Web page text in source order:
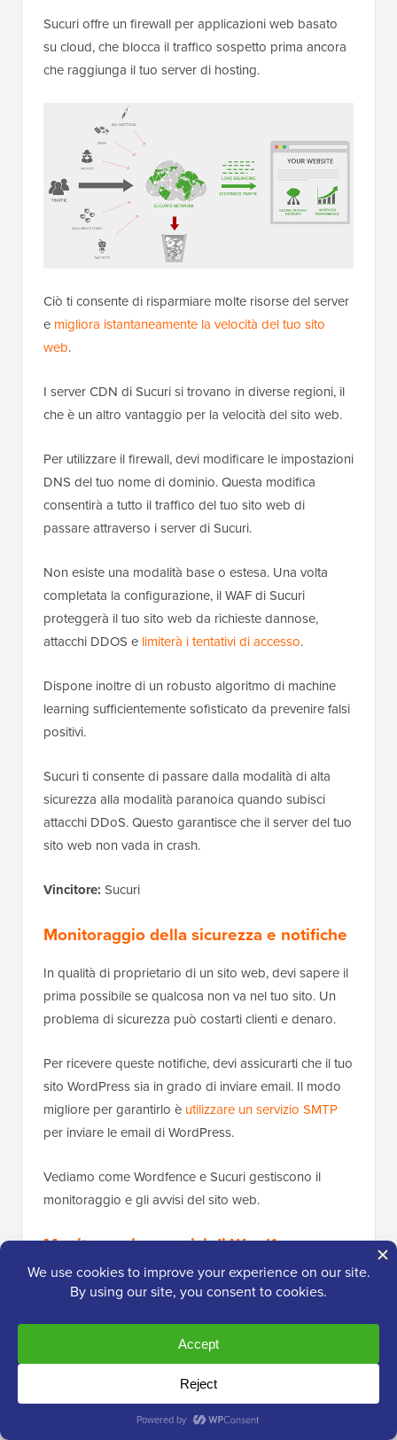
Sucuri offre un firewall per applicazioni web basato
su cloud, che blocca il traffico sospetto prima ancora
che raggiunga il tuo server di hosting.
Ciò ti consente di risparmiare molte risorse del server
e migliora istantaneamente la velocità del tuo sito
web.
I server CDN di Sucuri si trovano in diverse regioni, il
che è un altro vantaggio per la velocità del sito web.
Per utilizzare il firewall, devi modificare le impostazioni
DNS del tuo nome di dominio. Questa modifica
consentirà a tutto il traffico del tuo sito web di
passare attraverso i server di Sucuri.
Non esiste una modalità base o estesa. Una volta
completata la configurazione, il WAF di Sucuri
proteggerà il tuo sito web da richieste dannose,
attacchi DDOS e limiterà i tentativi di accesso.
Dispone inoltre di un robusto algoritmo di machine
learning sufficientemente sofisticato da prevenire falsi
positivi.
Sucuri ti consente di passare dalla modalità di alta
sicurezza alla modalità paranoica quando subisci
attacchi DDoS. Questo garantisce che il server del tuo
sito web non vada in crash.
Vincitore: Sucuri
Monitoraggio della sicurezza e notifiche
In qualità di proprietario di un sito web, devi sapere il
prima possibile se qualcosa non va nel tuo sito. Un
problema di sicurezza può costarti clienti e denaro.
Per ricevere queste notifiche, devi assicurarti che il tuo
sito WordPress sia in grado di inviare email. Il modo
migliore per garantirlo è utilizzare un servizio SMTP
per inviare le email di WordPress.
Vediamo come Wordfence e Sucuri gestiscono il
monitoraggio e gli avvisi del sito web.
Monitoraggio e avvisi di Wordfence
Wordfence dispone di un eccellente sistema di
notifiche e avvisi.
Innanzitutto, le notifiche verranno evidenziate accanto
amministrazione di WordPress e nella dashboard.